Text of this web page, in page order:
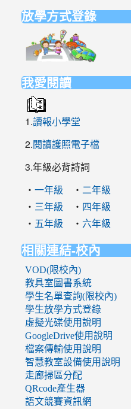
放學方式登錄
https://
我愛閱讀
1.讀報小學堂
2.閱讀護照電子檔
3.年級必背詩詞
‧ 一年級 ‧ 二年級
‧ 三年級 ‧ 四年級
‧ 五年級 ‧ 六年級
相關連結-校內
VOD(限校內)
教具室圖書系統
學生名單查詢(限校內)
學生放學方式登錄
虛擬光碟使用說明
GoogleDrive使用說明
檔案傳輸使用說明
智慧教室設備使用說明
走廊掃區分配
QRcode產生器
語文競賽資訊網